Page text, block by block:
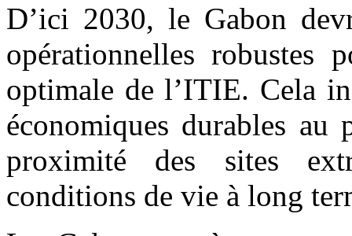
D’ici 2030, le Gabon
opérationnelles robustes
optimale de l’ITIE. Cela
économiques durables
proximité des sites
conditions de vie à long